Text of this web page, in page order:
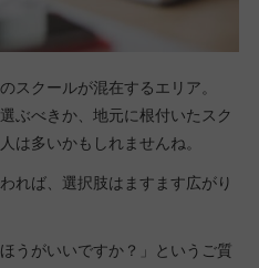
スクールが混在するエリア。
ぶべきか、地元に根付いたスク
は多いかもしれませんね。
れば、選択肢はますます広がり
うがいいですか？」というご質